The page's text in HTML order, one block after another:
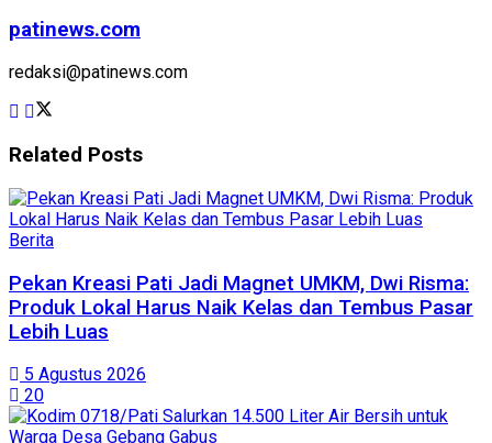
patinews.com
redaksi@patinews.com
Related Posts
Berita
Pekan Kreasi Pati Jadi Magnet UMKM, Dwi Risma:
Produk Lokal Harus Naik Kelas dan Tembus Pasar
Lebih Luas
5 Agustus 2026
20